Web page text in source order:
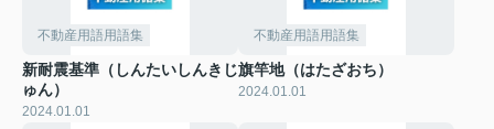
不動産用語用語集
新耐震基準（しんたいしんきじ
ゅん）
2024.01.01
不動産用語用語集
旗竿地（はたざおち）
2024.01.01